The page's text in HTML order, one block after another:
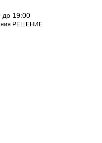
до 19:00
РЕШЕНИЕ